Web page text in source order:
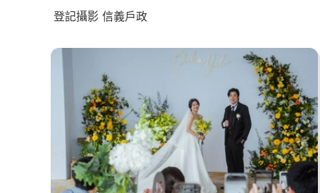
登記攝影 信義戶政